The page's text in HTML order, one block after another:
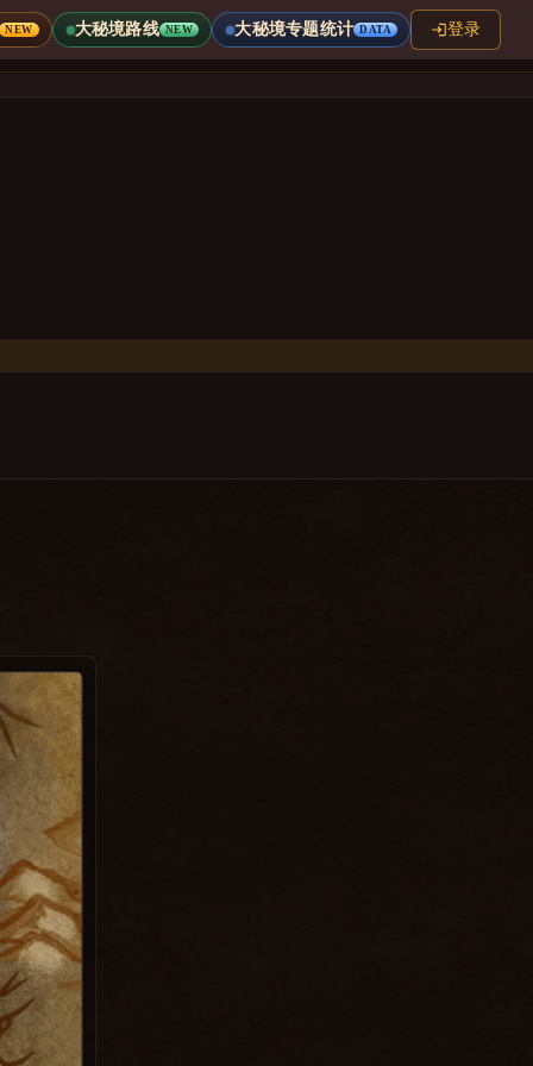
NEW 大秘境路线 NEW 大秘境专题统计 DATA 登录